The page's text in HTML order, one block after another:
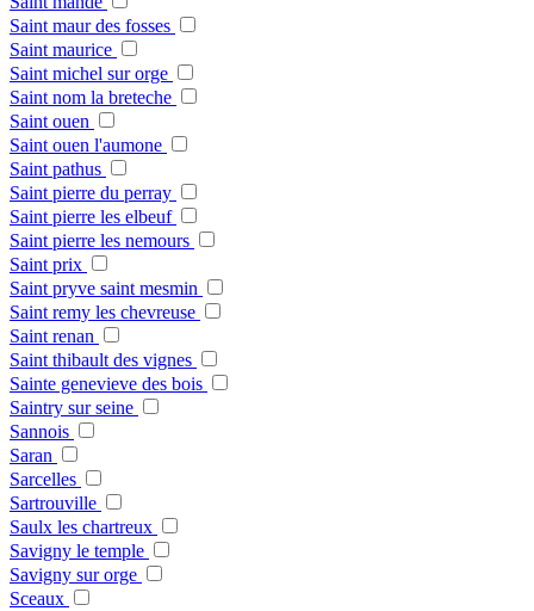
Saint maur des fosses
Saint maurice
Saint michel sur orge
Saint nom la breteche
Saint ouen
Saint ouen l'aumone
Saint pathus
Saint pierre du perray
Saint pierre les elbeuf
Saint pierre les nemours
Saint prix
Saint pryve saint mesmin
Saint remy les chevreuse
Saint renan
Saint thibault des vignes
Sainte genevieve des bois
Saintry sur seine
Sannois
Saran
Sarcelles
Sartrouville
Saulx les chartreux
Savigny le temple
Savigny sur orge
Sceaux